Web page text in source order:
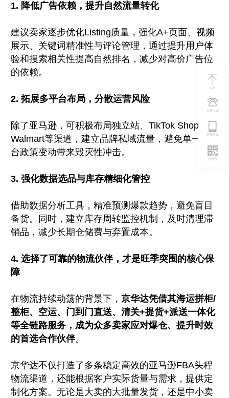
TOP
公司电话
合作洽谈
公众号
1. 降低广告依赖，提升自然流量转化
建议卖家逐步优化Listing质量，强化A+页面、视频
展示、关键词精准性与评论管理，通过提升用户体
验和搜索相关性提高自然排名，减少对高价广告位
的依赖。
2. 拓展多平台布局，分散运营风险
除了亚马逊，可积极布局独立站、TikTok Shop、
Walmart等渠道，建立品牌私域流量，避免单一平
台政策变动带来毁灭性冲击。
3. 强化数据选品与库存精细化管控
借助数据分析工具，精准预测爆款趋势，避免盲目
备货。同时，建立库存周转监控机制，及时清理滞
销品，减少长期仓储费与弃置成本。
4. 选择了可靠的物流伙伴，才是旺季突围的核心保
障
在物流持续动荡的背景下，京华达凭借其海运拼柜/
整柜、空运、门到门直送、清关+提货+派送一体化
等全链路服务，成为众多卖家应对爆仓、提升时效
的首选合作伙伴。
京华达不仅打造了多条稳定高效的亚马逊FBA头程
物流渠道，还能根据客户实际货量与需求，提供定
制化方案。无论是大卖的大批量发货，还是中小卖